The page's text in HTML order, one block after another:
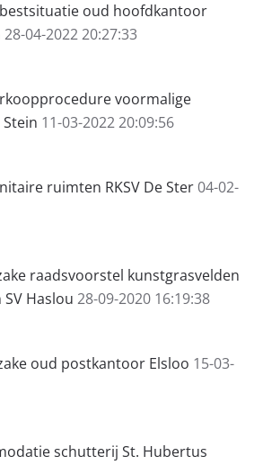
oud hoofdkantoor
28-04-2022 20:27:33
voormalige
11-03-2022 20:09:56
ruimten RKSV De Ster04-02-
raadsvoorstel kunstgrasvelden
SV Haslou 28-09-2020 16:19:38
oud postkantoor Elsloo 15-03-
schutterij St. Hubertus